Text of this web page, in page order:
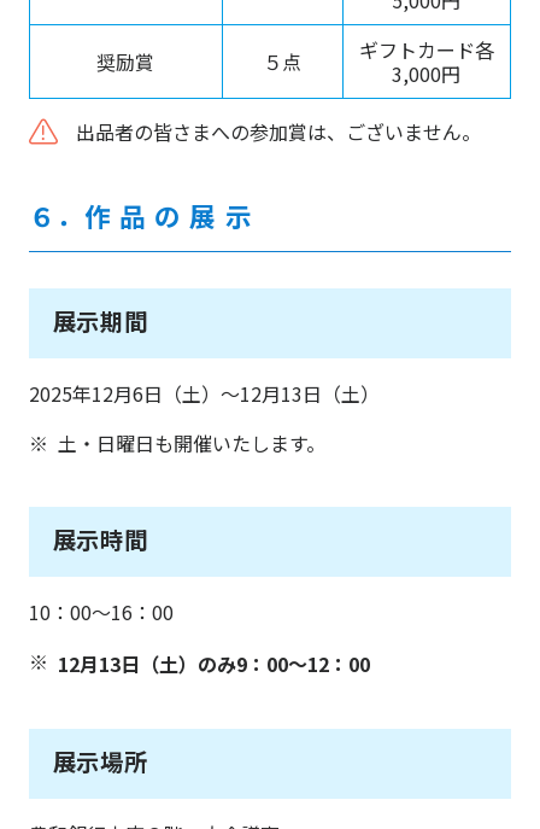
奨励賞 ５点
ギフトカード各
3,000円
出品者の皆さまへの参加賞は、ございません。
６．作 品 の 展 示
展示期間
2025年12月6日（土）～12月13日（土）
土・日曜日も開催いたします。
展示時間
10：00～16：00
12月13日（土）のみ9：00～12：00
展示場所